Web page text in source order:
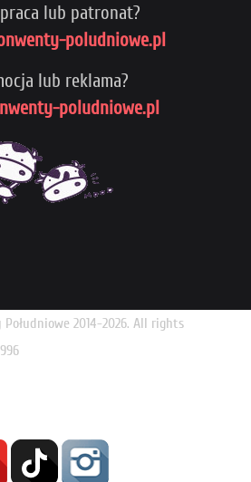
lub patronat?
poludniowe.pl
lub reklama?
poludniowe.pl
2014-2026. All rights